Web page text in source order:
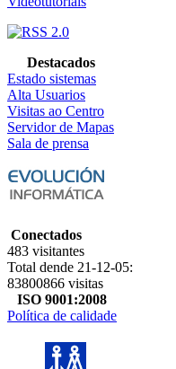
Destacados
Estado sistemas
Alta Usuarios
Visitas ao Centro
Servidor de Mapas
Sala de prensa
Conectados
483 visitantes
Total dende 21-12-05:
83800866 visitas
ISO 9001:2008
Política de calidade